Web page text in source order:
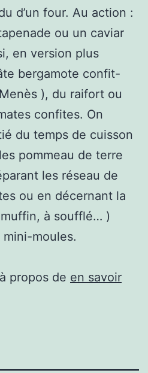
d’un four. Au action :
ou un caviar
en version plus
bergamote confit-
), du raifort ou
confites. On
du temps de cuisson
pommeau de terre
les réseau de
ou en décernant la
à soufflé… )
moules.
propos de en savoir